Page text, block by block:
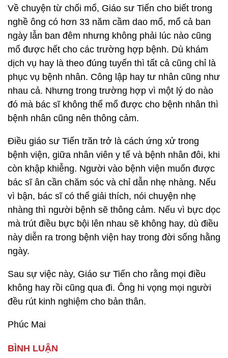
Về chuyện từ chối mổ, Giáo sư Tiến cho biết trong
nghề ông có hơn 33 năm cầm dao mổ, mổ cả ban
ngày lẫn ban đêm nhưng không phải lúc nào cũng
mổ được hết cho các trường hợp bệnh. Dù khám
dịch vụ hay là theo đúng tuyến thì tất cả cũng chỉ là
phục vụ bệnh nhân. Công lập hay tư nhân cũng như
nhau cả. Nhưng trong trường hợp vì một lý do nào
đó mà bác sĩ không thể mổ được cho bệnh nhân thì
bệnh nhân cũng nên thông cảm.
Điều giáo sư Tiến trăn trở là cách ứng xử trong
bệnh viện, giữa nhân viên y tế và bệnh nhân đôi, khi
còn khập khiễng. Người vào bệnh viện muốn được
bác sĩ ân cần chăm sóc và chỉ dẫn nhẹ nhàng. Nếu
vì bận, bác sĩ có thể giải thích, nói chuyện nhẹ
nhàng thì người bệnh sẽ thông cảm. Nếu vì bực dọc
mà trút điều bực bội lên nhau sẽ không hay, dù điều
này diễn ra trong bệnh viện hay trong đời sống hằng
ngày.
Sau sự việc này, Giáo sư Tiến cho rằng mọi điều
không hay rồi cũng qua đi. Ông hi vọng mọi người
đều rút kinh nghiệm cho bản thân.
Phúc Mai